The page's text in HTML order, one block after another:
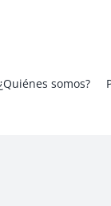
somos?